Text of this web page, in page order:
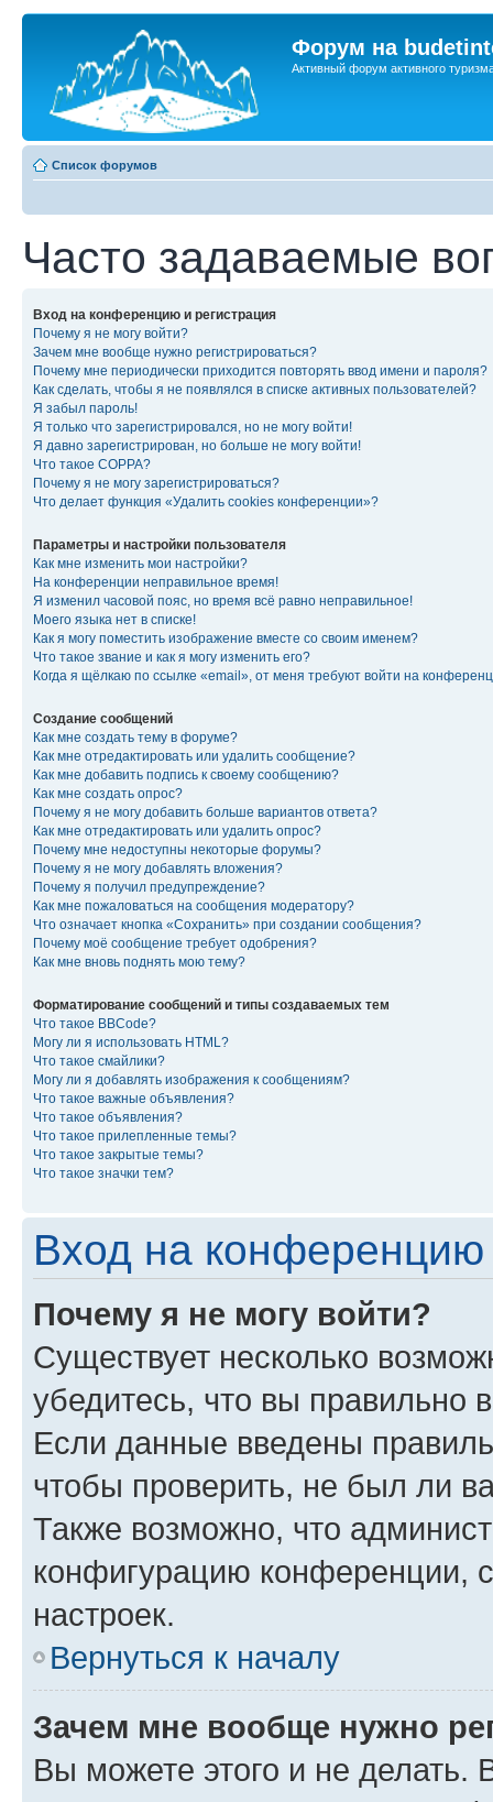
Форум на
Активный форум активного
Список форумов
Часто задаваемые
Вход на конференцию и регистрация
Почему я не могу войти?
Зачем мне вообще нужно регистрироваться?
Почему мне периодически приходится повторять ввод имени и пароля?
Как сделать, чтобы я не появлялся в списке активных пользователей?
Я забыл пароль!
Я только что зарегистрировался, но не могу войти!
Я давно зарегистрирован, но больше не могу войти!
Что такое COPPA?
Почему я не могу зарегистрироваться?
Что делает функция «Удалить cookies конференции»?
Параметры и настройки пользователя
Как мне изменить мои настройки?
На конференции неправильное время!
Я изменил часовой пояс, но время всё равно неправильное!
Моего языка нет в списке!
Как я могу поместить изображение вместе со своим именем?
Что такое звание и как я могу изменить его?
Когда я щёлкаю по ссылке «email», от меня требуют войти на
Создание сообщений
Как мне создать тему в форуме?
Как мне отредактировать или удалить сообщение?
Как мне добавить подпись к своему сообщению?
Как мне создать опрос?
Почему я не могу добавить больше вариантов ответа?
Как мне отредактировать или удалить опрос?
Почему мне недоступны некоторые форумы?
Почему я не могу добавлять вложения?
Почему я получил предупреждение?
Как мне пожаловаться на сообщения модератору?
Что означает кнопка «Сохранить» при создании сообщения?
Почему моё сообщение требует одобрения?
Как мне вновь поднять мою тему?
Форматирование сообщений и типы создаваемых тем
Что такое BBCode?
Могу ли я использовать HTML?
Что такое смайлики?
Могу ли я добавлять изображения к сообщениям?
Что такое важные объявления?
Что такое объявления?
Что такое прилепленные темы?
Что такое закрытые темы?
Что такое значки тем?
Вход на конференцию
Почему я не могу войти?
Существует несколько
убедитесь, что вы правильно
Если данные введены
чтобы проверить, не был ли
Также возможно, что
конфигурацию конференции,
настроек.
Вернуться к началу
Зачем мне вообще нужно
Вы можете этого и не делать.